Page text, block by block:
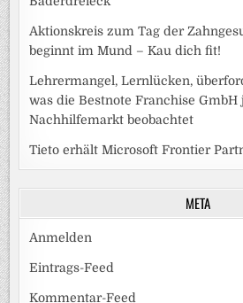
Aktionskreis zum Tag der
beginnt im Mund – Kau dich fit!
Lehrermangel, Lernlücken,
was die Bestnote Franchise GmbH
Nachhilfemarkt beobachtet
Tieto erhält Microsoft Frontier
META
Anmelden
Eintrags-Feed
Kommentar-Feed